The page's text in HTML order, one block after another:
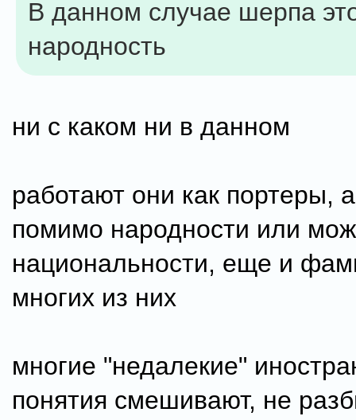
В данном случае шерпа
народность
ни с каком ни в данном
работают они как портеры,
помимо народности или
национальности, еще и
многих из них
многие "недалекие"
понятия смешивают, не